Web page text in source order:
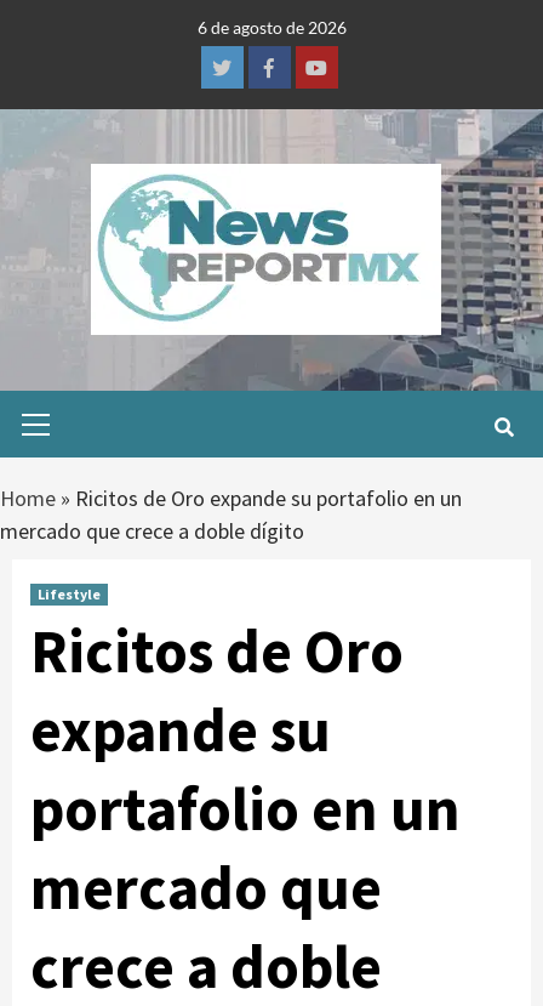
6 de agosto de 2026
TwitterFacebookYoutube
Menu
Home » Ricitos de Oro expande su portafolio en un
mercado que crece a doble dígito
Lifestyle
Ricitos de Oro
expande su
portafolio en un
mercado que
crece a doble